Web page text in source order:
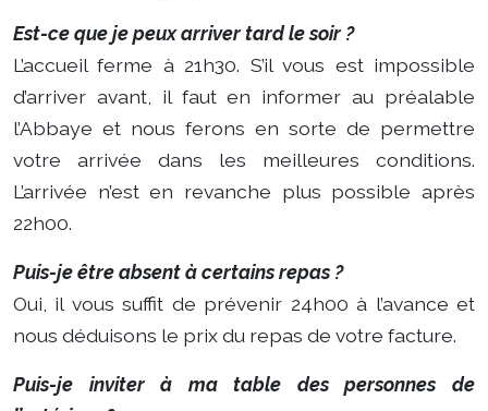
Est-ce que je peux arriver tard le soir ?
L’accueil ferme à 21h30. S’il vous est impossible
d’arriver avant, il faut en informer au préalable
l’Abbaye et nous ferons en sorte de permettre
votre arrivée dans les meilleures conditions.
L’arrivée n’est en revanche plus possible après
22h00.
Puis-je être absent à certains repas ?
Oui, il vous suffit de prévenir 24h00 à l’avance et
nous déduisons le prix du repas de votre facture.
Puis-je inviter à ma table des personnes de